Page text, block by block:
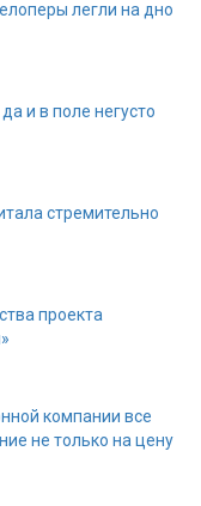
легли на дно
и в поле негусто
стремительно
проекта
компании все
не только на цену